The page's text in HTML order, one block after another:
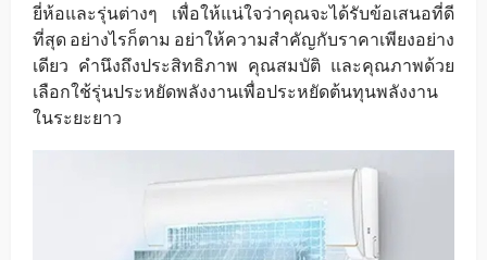
ยี่ห้อและรุ่นต่างๆ เพื่อให้แน่ใจว่าคุณจะได้รับข้อเสนอที่ดี
ที่สุด อย่างไรก็ตาม อย่าให้ความสำคัญกับราคาเพียงอย่าง
เดียว คำนึงถึงประสิทธิภาพ คุณสมบัติ และคุณภาพด้วย
เลือกใช้รุ่นประหยัดพลังงานเพื่อประหยัดต้นทุนพลังงาน
ในระยะยาว